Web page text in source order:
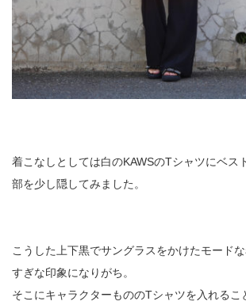
着こなしとしては白のKAWSのTシャツにベス
部を少し隠してみました。
こうした上下黒でサングラスをかけたモード
すぎな印象になりがち。
そこにキャラクターもののTシャツを入れるこ